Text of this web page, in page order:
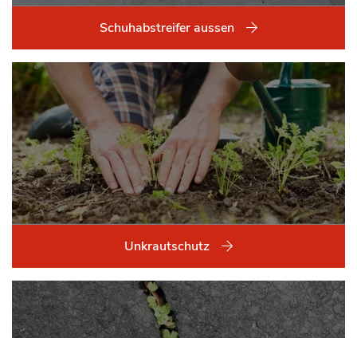
Schuhabstreifer aussen
Unkrautschutz